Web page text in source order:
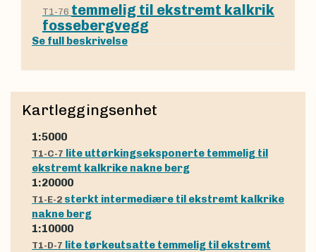
T1-76 temmelig til ekstremt kalkrik
fossebergvegg
Se full beskrivelse
Kartleggingsenhet
1:5000
T1-C-7 lite uttørkingseksponerte temmelig til
ekstremt kalkrike nakne berg
1:20000
T1-E-2 sterkt intermediære til ekstremt kalkrike
nakne berg
1:10000
T1-D-7 lite tørkeutsatte temmelig til ekstremt